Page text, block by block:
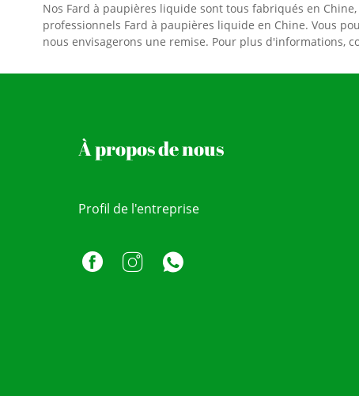
Nos Fard à paupières liquide sont tous fabriqués en
professionnels Fard à paupières liquide en Chine. Vous
nous envisagerons une remise. Pour plus d'informations,
À propos de nous
Profil de l'entreprise